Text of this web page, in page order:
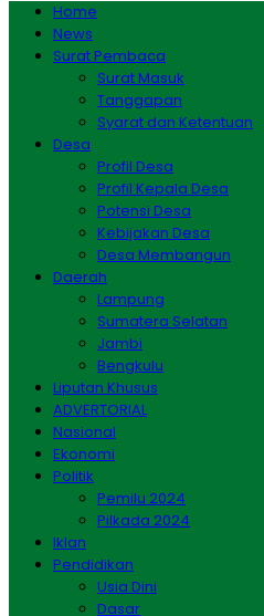
Home
News
Surat Pembaca
Surat Masuk
Tanggapan
Syarat dan Ketentuan
Desa
Profil Desa
Profil Kepala Desa
Potensi Desa
Kebijakan Desa
Desa Membangun
Daerah
Lampung
Sumatera Selatan
Jambi
Bengkulu
Liputan Khusus
ADVERTORIAL
Nasional
Ekonomi
Politik
Pemilu 2024
Pilkada 2024
Iklan
Pendidikan
Usia Dini
Dasar